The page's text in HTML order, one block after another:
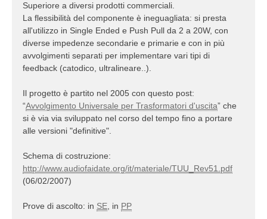
Superiore a diversi prodotti commerciali.
La flessibilità del componente è ineguagliata: si presta
all'utilizzo in Single Ended e Push Pull da 2 a 20W, con
diverse impedenze secondarie e primarie e con in più
avvolgimenti separati per implementare vari tipi di
feedback (catodico, ultralineare..).
Il progetto è partito nel 2005 con questo post:
“Avvolgimento Universale per Trasformatori d'uscita” che
si è via via sviluppato nel corso del tempo fino a portare
alle versioni "definitive".
Schema di costruzione:
http://www.audiofaidate.org/it/materiale/TUU_Rev51.pdf
(06/02/2007)
Prove di ascolto: in SE , in PP